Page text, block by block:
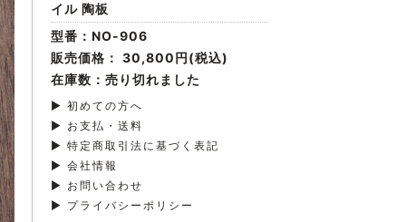
イル 陶板
型番：NO-906
販売価格： 30,800円(税込)
在庫数：売り切れました
▶ 初めての方へ
▶ お支払・送料
▶ 特定商取引法に基づく表記
▶ 会社情報
▶ お問い合わせ
▶ プライバシーポリシー